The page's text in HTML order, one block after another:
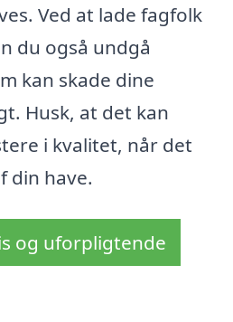
Ved at lade fagfolk
du også undgå
kan skade dine
Husk, at det kan
i kvalitet, når det
din have.
og uforpligtende